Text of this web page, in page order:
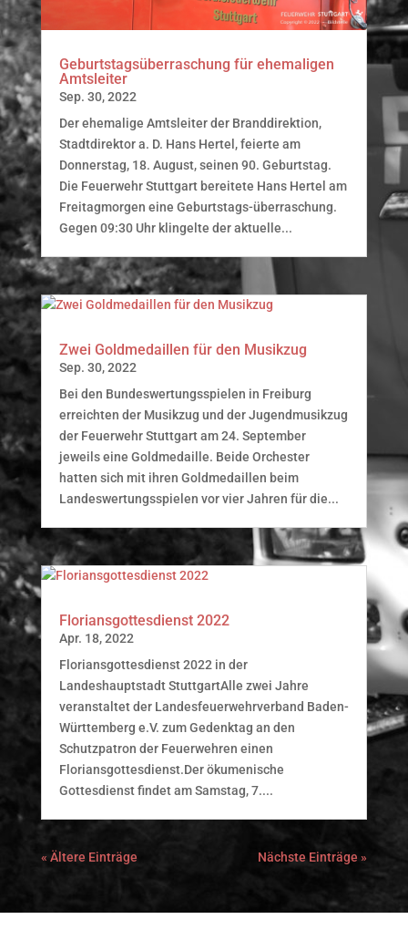
Geburtstagsüberraschung für ehemaligen
Amtsleiter
Sep. 30, 2022
Der ehemalige Amtsleiter der Branddirektion,
Stadtdirektor a. D. Hans Hertel, feierte am
Donnerstag, 18. August, seinen 90. Geburtstag.
Die Feuerwehr Stuttgart bereitete Hans Hertel am
Freitagmorgen eine Geburtstags-überraschung.
Gegen 09:30 Uhr klingelte der aktuelle...
Zwei Goldmedaillen für den Musikzug
Sep. 30, 2022
Bei den Bundeswertungsspielen in Freiburg
erreichten der Musikzug und der Jugendmusikzug
der Feuerwehr Stuttgart am 24. September
jeweils eine Goldmedaille. Beide Orchester
hatten sich mit ihren Goldmedaillen beim
Landeswertungsspielen vor vier Jahren für die...
Floriansgottesdienst 2022
Apr. 18, 2022
Floriansgottesdienst 2022 in der
Landeshauptstadt StuttgartAlle zwei Jahre
veranstaltet der Landesfeuerwehrverband Baden-
Württemberg e.V. zum Gedenktag an den
Schutzpatron der Feuerwehren einen
Floriansgottesdienst.Der ökumenische
Gottesdienst findet am Samstag, 7....
« Ältere Einträge Nächste Einträge »